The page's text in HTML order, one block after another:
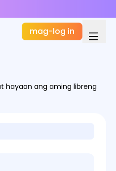
mag-log in
hayaan ang aming libreng